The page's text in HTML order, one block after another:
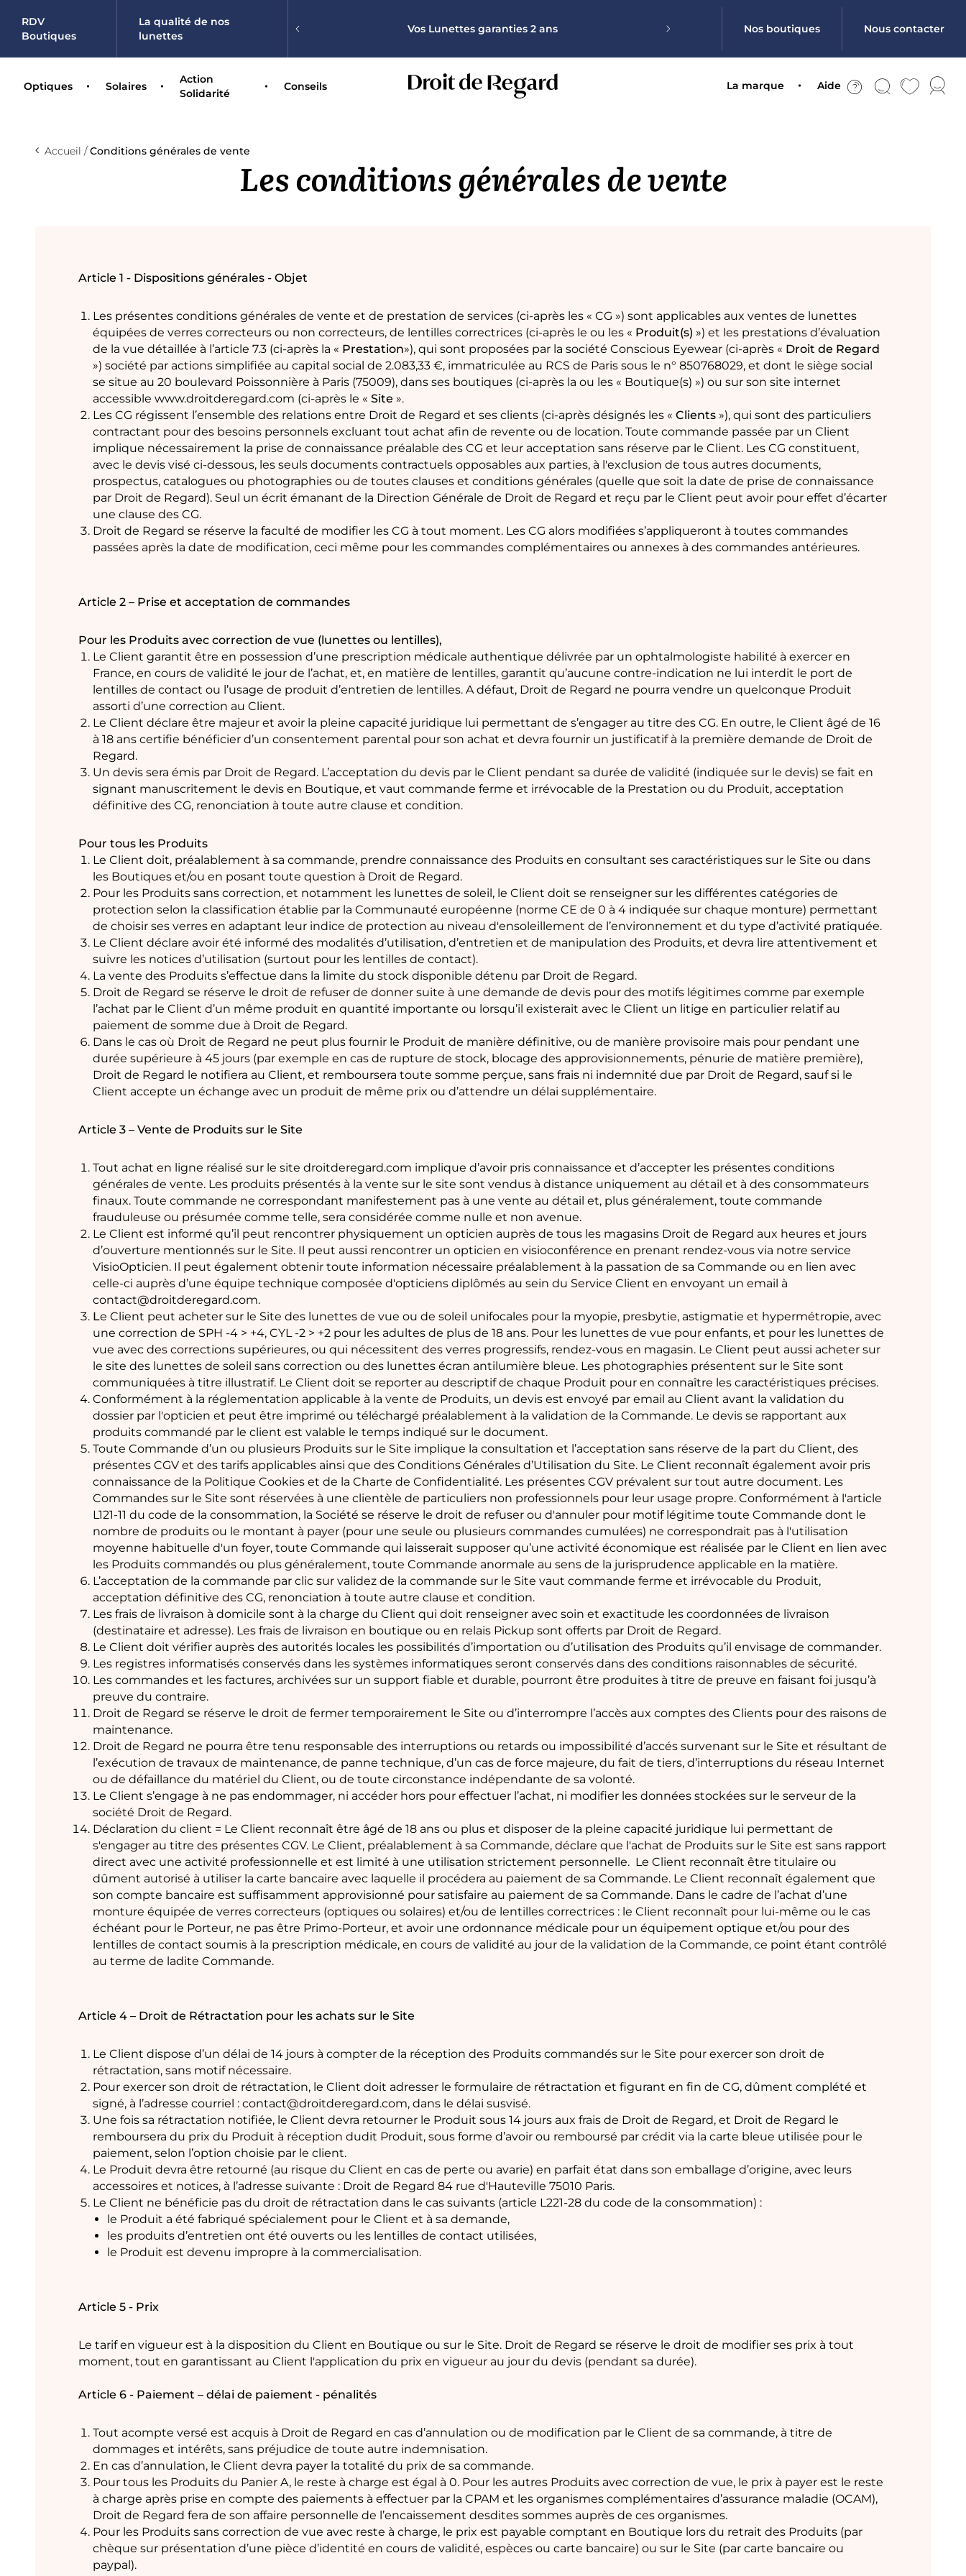
RDV
Boutiques
La qualité de nos
lunettes
Vos Lunettes garanties 2 ans
Monture offerte sur la deuxième paire
100% remboursé pour toutes mutuelles et toutes corrections
Nos boutiques Nous contacter
Optiques Solaires
Action
Solidarité
Conseils La marque Aide
Accueil Conditions générales de vente
Les conditions générales de vente
Article 1 - Dispositions générales - Objet
Les présentes conditions générales de vente et de prestation de services (ci-après les « CG ») sont applicables aux ventes de lunettes
équipées de verres correcteurs ou non correcteurs, de lentilles correctrices (ci-après le ou les « Produit(s) ») et les prestations d’évaluation
de la vue détaillée à l’article 7.3 (ci-après la « Prestation»), qui sont proposées par la société Conscious Eyewear (ci-après « Droit de Regard
») société par actions simplifiée au capital social de 2.083,33 €, immatriculée au RCS de Paris sous le n° 850768029, et dont le siège social
se situe au 20 boulevard Poissonnière à Paris (75009), dans ses boutiques (ci-après la ou les « Boutique(s) ») ou sur son site internet
accessible www.droitderegard.com (ci-après le «Site».
Les CG régissent l’ensemble des relations entre Droit de Regard et ses clients (ci-après désignés les «Clients»), qui sont des particuliers
contractant pour des besoins personnels excluant tout achat afin de revente ou de location. Toute commande passée par un Client
implique nécessairement la prise de connaissance préalable des CG et leur acceptation sans réserve par le Client. Les CG constituent,
avec le devis visé ci-dessous, les seuls documents contractuels opposables aux parties, à l'exclusion de tous autres documents,
prospectus, catalogues ou photographies ou de toutes clauses et conditions générales (quelle que soit la date de prise de connaissance
par Droit de Regard). Seul un écrit émanant de la Direction Générale de Droit de Regard et reçu par le Client peut avoir pour effet d’écarter
une clause des CG.
Droit de Regard se réserve la faculté de modifier les CG à tout moment. Les CG alors modifiées s’appliqueront à toutes commandes
passées après la date de modification, ceci même pour les commandes complémentaires ou annexes à des commandes antérieures.
Article 2 – Prise et acceptation de commandes
Pour les Produits avec correction de vue (lunettes ou lentilles),
Le Client garantit être en possession d’une prescription médicale authentique délivrée par un ophtalmologiste habilité à exercer en
France, en cours de validité le jour de l’achat, et, en matière de lentilles, garantit qu’aucune contre-indication ne lui interdit le port de
lentilles de contact ou l’usage de produit d’entretien de lentilles. A défaut, Droit de Regard ne pourra vendre un quelconque Produit
assorti d’une correction au Client.
Le Client déclare être majeur et avoir la pleine capacité juridique lui permettant de s’engager au titre des CG. En outre, le Client âgé de 16
à 18 ans certifie bénéficier d’un consentement parental pour son achat et devra fournir un justificatif à la première demande de Droit de
Regard.
Un devis sera émis par Droit de Regard. L’acceptation du devis par le Client pendant sa durée de validité (indiquée sur le devis) se fait en
signant manuscritement le devis en Boutique, et vaut commande ferme et irrévocable de la Prestation ou du Produit, acceptation
définitive des CG, renonciation à toute autre clause et condition.
Pour tous les Produits
Le Client doit, préalablement à sa commande, prendre connaissance des Produits en consultant ses caractéristiques sur le Site ou dans
les Boutiques et/ou en posant toute question à Droit de Regard.
Pour les Produits sans correction, et notamment les lunettes de soleil, le Client doit se renseigner sur les différentes catégories de
protection selon la classification établie par la Communauté européenne (norme CE de 0 à 4 indiquée sur chaque monture) permettant
de choisir ses verres en adaptant leur indice de protection au niveau d'ensoleillement de l’environnement et du type d’activité pratiquée.
Le Client déclare avoir été informé des modalités d’utilisation, d’entretien et de manipulation des Produits, et devra lire attentivement et
suivre les notices d’utilisation (surtout pour les lentilles de contact).
La vente des Produits s’effectue dans la limite du stock disponible détenu par Droit de Regard.
Droit de Regard se réserve le droit de refuser de donner suite à une demande de devis pour des motifs légitimes comme par exemple
l’achat par le Client d’un même produit en quantité importante ou lorsqu’il existerait avec le Client un litige en particulier relatif au
paiement de somme due à Droit de Regard.
Dans le cas où Droit de Regard ne peut plus fournir le Produit de manière définitive, ou de manière provisoire mais pour pendant une
durée supérieure à 45 jours (par exemple en cas de rupture de stock, blocage des approvisionnements, pénurie de matière première),
Droit de Regard le notifiera au Client, et remboursera toute somme perçue, sans frais ni indemnité due par Droit de Regard, sauf si le
Client accepte un échange avec un produit de même prix ou d’attendre un délai supplémentaire.
Article 3 – Vente de Produits sur le Site
Tout achat en ligne réalisé sur le site droitderegard.com implique d’avoir pris connaissance et d’accepter les présentes conditions
générales de vente. Les produits présentés à la vente sur le site sont vendus à distance uniquement au détail et à des consommateurs
finaux. Toute commande ne correspondant manifestement pas à une vente au détail et, plus généralement, toute commande
frauduleuse ou présumée comme telle, sera considérée comme nulle et non avenue.
Le Client est informé qu’il peut rencontrer physiquement un opticien auprès de tous les magasins Droit de Regard aux heures et jours
d’ouverture mentionnés sur le Site. Il peut aussi rencontrer un opticien en visioconférence en prenant rendez-vous via notre service
VisioOpticien. Il peut également obtenir toute information nécessaire préalablement à la passation de sa Commande ou en lien avec
celle-ci auprès d’une équipe technique composée d'opticiens diplômés au sein du Service Client en envoyant un email à
contact@droitderegard.com.
Le Client peut acheter sur le Site des lunettes de vue ou de soleil unifocales pour la myopie, presbytie, astigmatie et hypermétropie, avec
une correction de SPH -4 > +4, CYL -2 > +2 pour les adultes de plus de 18 ans. Pour les lunettes de vue pour enfants, et pour les lunettes de
vue avec des corrections supérieures, ou qui nécessitent des verres progressifs, rendez-vous en magasin. Le Client peut aussi acheter sur
le site des lunettes de soleil sans correction ou des lunettes écran antilumière bleue. Les photographies présentent sur le Site sont
communiquées à titre illustratif. Le Client doit se reporter au descriptif de chaque Produit pour en connaître les caractéristiques précises.
Conformément à la réglementation applicable à la vente de Produits, un devis est envoyé par email au Client avant la validation du
dossier par l'opticien et peut être imprimé ou téléchargé préalablement à la validation de la Commande. Le devis se rapportant aux
produits commandé par le client est valable le temps indiqué sur le document.
Toute Commande d’un ou plusieurs Produits sur le Site implique la consultation et l’acceptation sans réserve de la part du Client, des
présentes CGV et des tarifs applicables ainsi que des Conditions Générales d’Utilisation du Site. Le Client reconnaît également avoir pris
connaissance de la Politique Cookies et de la Charte de Confidentialité. Les présentes CGV prévalent sur tout autre document. Les
Commandes sur le Site sont réservées à une clientèle de particuliers non professionnels pour leur usage propre. Conformément à l'article
L121-11 du code de la consommation, la Société se réserve le droit de refuser ou d'annuler pour motif légitime toute Commande dont le
nombre de produits ou le montant à payer (pour une seule ou plusieurs commandes cumulées) ne correspondrait pas à l'utilisation
moyenne habituelle d'un foyer, toute Commande qui laisserait supposer qu’une activité économique est réalisée par le Client en lien avec
les Produits commandés ou plus généralement, toute Commande anormale au sens de la jurisprudence applicable en la matière.
L’acceptation de la commande par clic sur validez de la commande sur le Site vaut commande ferme et irrévocable du Produit,
acceptation définitive des CG, renonciation à toute autre clause et condition.
Les frais de livraison à domicile sont à la charge du Client qui doit renseigner avec soin et exactitude les coordonnées de livraison
(destinataire et adresse). Les frais de livraison en boutique ou en relais Pickup sont offerts par Droit de Regard.
Le Client doit vérifier auprès des autorités locales les possibilités d’importation ou d’utilisation des Produits qu’il envisage de commander.
Les registres informatisés conservés dans les systèmes informatiques seront conservés dans des conditions raisonnables de sécurité.
Les commandes et les factures, archivées sur un support fiable et durable, pourront être produites à titre de preuve en faisant foi jusqu’à
preuve du contraire.
Droit de Regard se réserve le droit de fermer temporairement le Site ou d’interrompre l’accès aux comptes des Clients pour des raisons de
maintenance.
Droit de Regard ne pourra être tenu responsable des interruptions ou retards ou impossibilité d’accés survenant sur le Site et résultant de
l’exécution de travaux de maintenance, de panne technique, d’un cas de force majeure, du fait de tiers, d’interruptions du réseau Internet
ou de défaillance du matériel du Client, ou de toute circonstance indépendante de sa volonté.
Le Client s’engage à ne pas endommager, ni accéder hors pour effectuer l’achat, ni modifier les données stockées sur le serveur de la
société Droit de Regard.
Déclaration du client = Le Client reconnaît être âgé de 18 ans ou plus et disposer de la pleine capacité juridique lui permettant de
s'engager au titre des présentes CGV. Le Client, préalablement à sa Commande, déclare que l'achat de Produits sur le Site est sans rapport
direct avec une activité professionnelle et est limité à une utilisation strictement personnelle. Le Client reconnaît être titulaire ou
dûment autorisé à utiliser la carte bancaire avec laquelle il procédera au paiement de sa Commande. Le Client reconnaît également que
son compte bancaire est suffisamment approvisionné pour satisfaire au paiement de sa Commande. Dans le cadre de l’achat d’une
monture équipée de verres correcteurs (optiques ou solaires) et/ou de lentilles correctrices : le Client reconnaît pour lui-même ou le cas
échéant pour le Porteur, ne pas être Primo-Porteur, et avoir une ordonnance médicale pour un équipement optique et/ou pour des
lentilles de contact soumis à la prescription médicale, en cours de validité au jour de la validation de la Commande, ce point étant contrôlé
au terme de ladite Commande.
Article 4 – Droit de Rétractation pour les achats sur le Site
Le Client dispose d’un délai de 14 jours à compter de la réception des Produits commandés sur le Site pour exercer son droit de
rétractation, sans motif nécessaire.
Pour exercer son droit de rétractation, le Client doit adresser le formulaire de rétractation et figurant en fin de CG, dûment complété et
signé, à l’adresse courriel : contact@droitderegard.com, dans le délai susvisé.
Une fois sa rétractation notifiée, le Client devra retourner le Produit sous 14 jours aux frais de Droit de Regard, et Droit de Regard le
remboursera du prix du Produit à réception dudit Produit, sous forme d’avoir ou remboursé par crédit via la carte bleue utilisée pour le
paiement, selon l’option choisie par le client.
Le Produit devra être retourné (au risque du Client en cas de perte ou avarie) en parfait état dans son emballage d’origine, avec leurs
accessoires et notices, à l’adresse suivante : Droit de Regard 84 rue d'Hauteville 75010 Paris.
Le Client ne bénéficie pas du droit de rétractation dans le cas suivants (article L221-28 du code de la consommation) :
le Produit a été fabriqué spécialement pour le Client et à sa demande,
les produits d’entretien ont été ouverts ou les lentilles de contact utilisées,
le Produit est devenu impropre à la commercialisation.
Article 5 - Prix
Le tarif en vigueur est à la disposition du Client en Boutique ou sur le Site. Droit de Regard se réserve le droit de modifier ses prix à tout
moment, tout en garantissant au Client l'application du prix en vigueur au jour du devis (pendant sa durée).
Article 6 - Paiement – délai de paiement - pénalités
Tout acompte versé est acquis à Droit de Regard en cas d’annulation ou de modification par le Client de sa commande, à titre de
dommages et intérêts, sans préjudice de toute autre indemnisation.
En cas d’annulation, le Client devra payer la totalité du prix de sa commande.
Pour tous les Produits du Panier A, le reste à charge est égal à 0. Pour les autres Produits avec correction de vue, le prix à payer est le reste
à charge après prise en compte des paiements à effectuer par la CPAM et les organismes complémentaires d’assurance maladie (OCAM),
Droit de Regard fera de son affaire personnelle de l’encaissement desdites sommes auprès de ces organismes.
Pour les Produits sans correction de vue avec reste à charge, le prix est payable comptant en Boutique lors du retrait des Produits (par
chèque sur présentation d’une pièce d’identité en cours de validité, espèces ou carte bancaire) ou sur le Site (par carte bancaire ou
paypal).